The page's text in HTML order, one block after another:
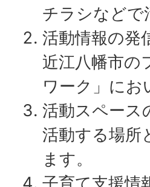
チラシなどで
活動情報の発
近江八幡市の
ワーク」にお
活動スペース
活動する場所
ます。